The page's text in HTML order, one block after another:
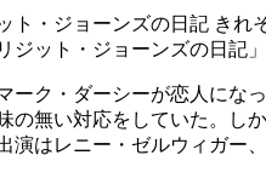
・ジョーンズの日記 きれ
ジット・ジョーンズの日記」
ーク・ダーシーが恋人にな
の無い対応をしていた。し
演はレニー・ゼルウィガー